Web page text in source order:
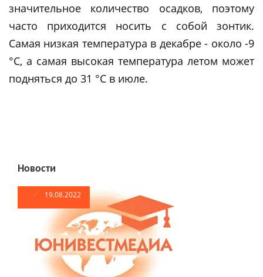
значительное количество осадков, поэтому
часто приходится носить с собой зонтик.
Самая низкая температура в декабре - около -9
°C, а самая высокая температура летом может
подняться до 31 °C в июле.
Новости
19.08.2022